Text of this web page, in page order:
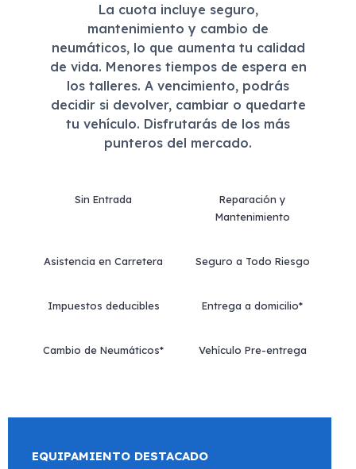
La cuota incluye seguro,
mantenimiento y cambio de
neumáticos, lo que aumenta tu calidad
de vida. Menores tiempos de espera en
los talleres. A vencimiento, podrás
decidir si devolver, cambiar o quedarte
tu vehículo. Disfrutarás de los más
punteros del mercado.
Sin Entrada
Reparación y
Mantenimiento
Asistencia en Carretera Seguro a Todo Riesgo
Impuestos deducibles Entrega a domicilio*
Cambio de Neumáticos* Vehículo Pre-entrega
EQUIPAMIENTO DESTACADO